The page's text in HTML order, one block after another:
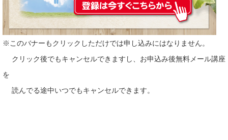
※このバナーもクリックしただけでは申し込みにはなりません。
クリック後でもキャンセルできますし、お申込み後無料メール講座
を
読んでる途中いつでもキャンセルできます。